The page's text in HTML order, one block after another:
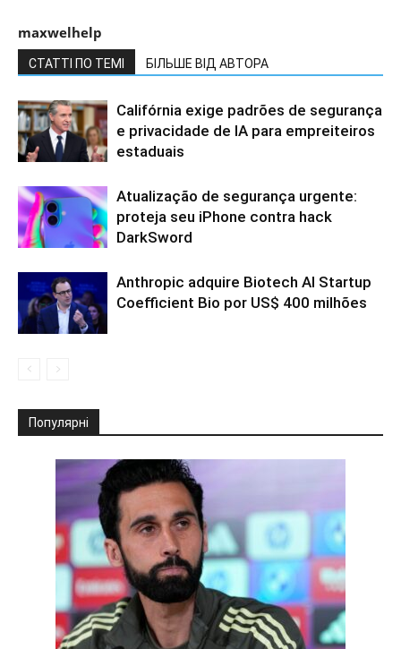
maxwelhelp
СТАТТІ ПО ТЕМІ БІЛЬШЕ ВІД АВТОРА
Califórnia exige padrões de segurança
e privacidade de IA para empreiteiros
estaduais
Atualização de segurança urgente:
proteja seu iPhone contra hack
DarkSword
Anthropic adquire Biotech AI Startup
Coefficient Bio por US$ 400 milhões
Популярні